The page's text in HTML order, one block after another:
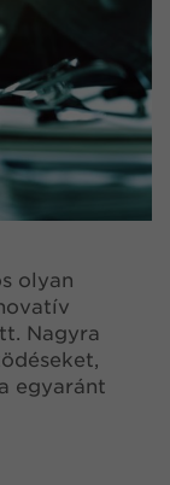
olyan
Nagyra
egyaránt